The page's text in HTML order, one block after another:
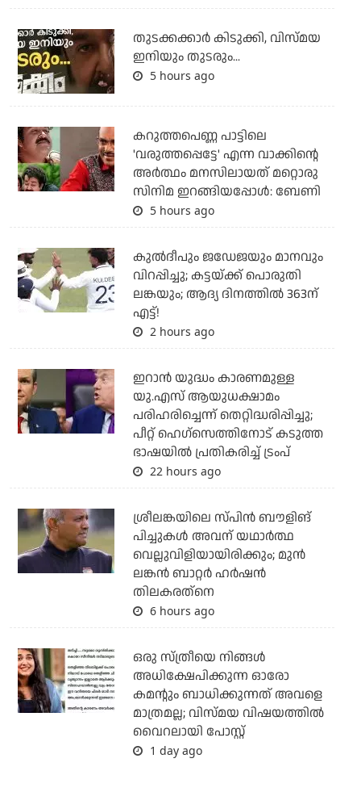
തുടക്കക്കാര്‍ കിടുക്കി, വിസ്മയ
ഇനിയും തുടരും...
5 hours ago
കറുത്തപെണ്ണ പാട്ടിലെ
'വരുത്തപ്പെട്ടേ' എന്ന വാക്കിന്റെ
അർത്ഥം മനസിലായത് മറ്റൊരു
സിനിമ ഇറങ്ങിയപ്പോൾ: ബേണി
5 hours ago
കുല്‍ദീപും ജഡേജയും മാനവും
വിറപ്പിച്ചു; കട്ടയ്ക്ക് പൊരുതി
ലങ്കയും; ആദ്യ ദിനത്തില്‍ 363ന്
എട്ട്!
2 hours ago
ഇറാന്‍ യുദ്ധം കാരണമുള്ള
യു.എസ് ആയുധക്ഷാമം
പരിഹരിച്ചെന്ന് തെറ്റിദ്ധരിപ്പിച്ചു;
പീറ്റ് ഹെഗ്‌സെത്തിനോട് കടുത്ത
ഭാഷയില്‍ പ്രതികരിച്ച് ട്രംപ്
22 hours ago
ശ്രീലങ്കയിലെ സ്പിന്‍ ബൗളിങ്
പിച്ചുകള്‍ അവന് യഥാര്‍ത്ഥ
വെല്ലുവിളിയായിരിക്കും; മുന്‍
ലങ്കന്‍ ബാറ്റര്‍ ഹര്‍ഷന്‍
തിലകരത്‌നെ
6 hours ago
ഒരു സ്ത്രീയെ നിങ്ങള്‍
അധിക്ഷേപിക്കുന്ന ഓരോ
കമന്റും ബാധിക്കുന്നത് അവളെ
മാത്രമല്ല; വിസ്മയ വിഷയത്തില്‍
വൈറലായി പോസ്റ്റ്
1 day ago